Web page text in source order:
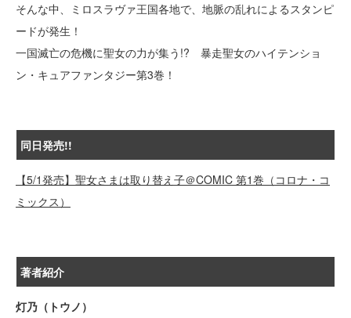
そんな中、ミロスラヴァ王国各地で、地脈の乱れによるスタンピ
ードが発生！
一国滅亡の危機に聖女の力が集う!? 暴走聖女のハイテンショ
ン・キュアファンタジー第3巻！
同日発売!!
【5/1発売】聖女さまは取り替え子＠COMIC 第1巻（コロナ・コ
ミックス）
著者紹介
灯乃（トウノ）